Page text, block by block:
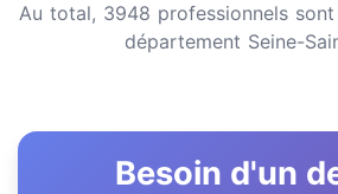
Au total, 3948 professionnels
département Seine-
Besoin d'un